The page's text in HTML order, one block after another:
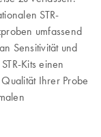
STR-
umfassend
Sensitivität und
Kits einen
Ihrer Probe